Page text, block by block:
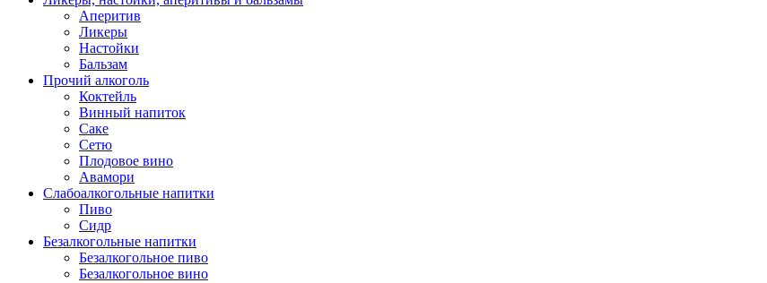
Аперитив
Ликеры
Настойки
Бальзам
Прочий алкоголь
Коктейль
Винный напиток
Саке
Сетю
Плодовое вино
Авамори
Слабоалкогольные напитки
Пиво
Сидр
Безалкогольные напитки
Безалкогольное пиво
Безалкогольное вино